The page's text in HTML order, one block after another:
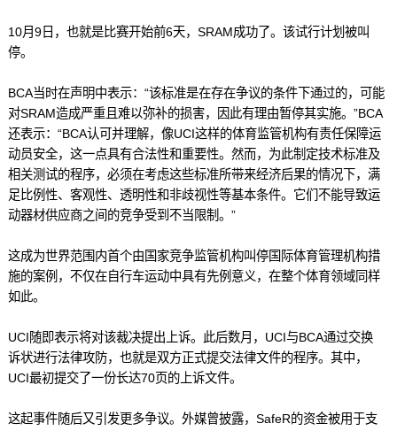
10月9日，也就是比赛开始前6天，SRAM成功了。该试行计划被叫
停。
BCA当时在声明中表示：“该标准是在存在争议的条件下通过的，可能
对SRAM造成严重且难以弥补的损害，因此有理由暂停其实施。”BCA
还表示：“BCA认可并理解，像UCI这样的体育监管机构有责任保障运
动员安全，这一点具有合法性和重要性。然而，为此制定技术标准及
相关测试的程序，必须在考虑这些标准所带来经济后果的情况下，满
足比例性、客观性、透明性和非歧视性等基本条件。它们不能导致运
动器材供应商之间的竞争受到不当限制。”
这成为世界范围内首个由国家竞争监管机构叫停国际体育管理机构措
施的案例，不仅在自行车运动中具有先例意义，在整个体育领域同样
如此。
UCI随即表示将对该裁决提出上诉。此后数月，UCI与BCA通过交换
诉状进行法律攻防，也就是双方正式提交法律文件的程序。其中，
UCI最初提交了一份长达70页的上诉文件。
这起事件随后又引发更多争议。外媒曾披露，SafeR的资金被用于支